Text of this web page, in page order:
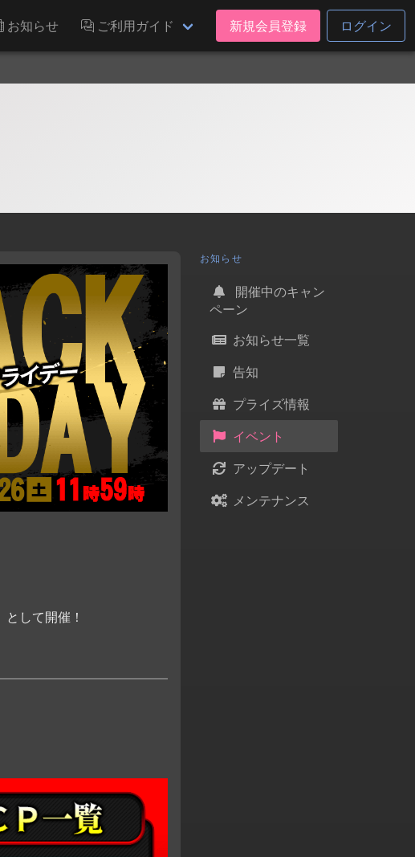
お知らせ ご利用ガイド 新規会員登録 ログイン
として開催！
お知らせ
開催中のキャン
ペーン
お知らせ一覧
告知
プライズ情報
イベント
アップデート
メンテナンス